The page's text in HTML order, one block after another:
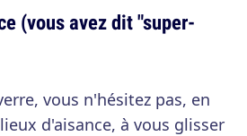
(vous avez dit "super-
vous n'hésitez pas, en
d'aisance, à vous glisser